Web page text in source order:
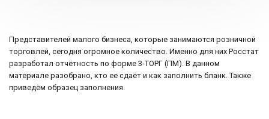
Представителей малого бизнеса, которые занимаются розничной
торговлей, сегодня огромное количество. Именно для них Росстат
разработал отчётность по форме 3-ТОРГ (ПМ). В данном
материале разобрано, кто ее сдаёт и как заполнить бланк. Также
приведём образец заполнения.